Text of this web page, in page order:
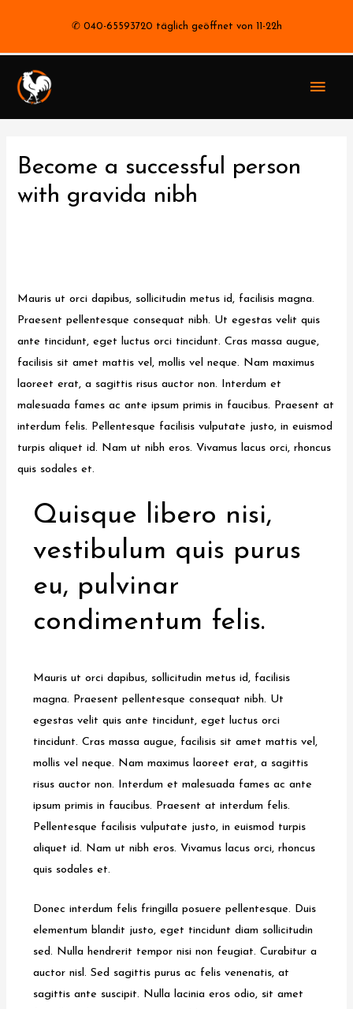
✆ 040-65593720 täglich geöffnet von 11-22h
Become a successful person
with gravida nibh
Mauris ut orci dapibus, sollicitudin metus id, facilisis magna.
Praesent pellentesque consequat nibh. Ut egestas velit quis
ante tincidunt, eget luctus orci tincidunt. Cras massa augue,
facilisis sit amet mattis vel, mollis vel neque. Nam maximus
laoreet erat, a sagittis risus auctor non. Interdum et
malesuada fames ac ante ipsum primis in faucibus. Praesent at
interdum felis. Pellentesque facilisis vulputate justo, in euismod
turpis aliquet id. Nam ut nibh eros. Vivamus lacus orci, rhoncus
quis sodales et.
Quisque libero nisi,
vestibulum quis purus
eu, pulvinar
condimentum felis.
Mauris ut orci dapibus, sollicitudin metus id, facilisis
magna. Praesent pellentesque consequat nibh. Ut
egestas velit quis ante tincidunt, eget luctus orci
tincidunt. Cras massa augue, facilisis sit amet mattis vel,
mollis vel neque. Nam maximus laoreet erat, a sagittis
risus auctor non. Interdum et malesuada fames ac ante
ipsum primis in faucibus. Praesent at interdum felis.
Pellentesque facilisis vulputate justo, in euismod turpis
aliquet id. Nam ut nibh eros. Vivamus lacus orci, rhoncus
quis sodales et.
Donec interdum felis fringilla posuere pellentesque. Duis
elementum blandit justo, eget tincidunt diam sollicitudin
sed. Nulla hendrerit tempor nisi non feugiat. Curabitur a
auctor nisl. Sed sagittis purus ac felis venenatis, at
sagittis ante suscipit. Nulla lacinia eros odio, sit amet